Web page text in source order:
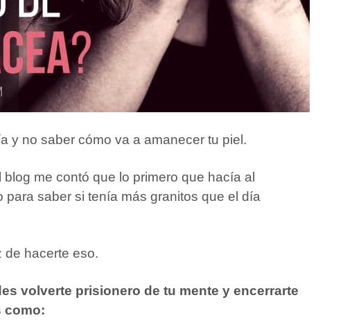
y no saber cómo va a amanecer tu piel.
me contó que lo primero que hacía al
para saber si tenía más granitos que el día
de hacerte eso.
volverte prisionero de tu mente y encerrarte
como: